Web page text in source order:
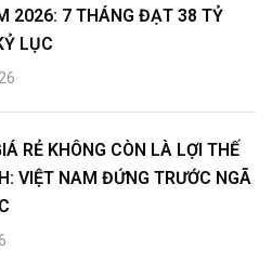
2026: 7 THÁNG ĐẠT 38 TỶ
LỤC
RẺ KHÔNG CÒN LÀ LỢI THẾ
VIỆT NAM ĐỨNG TRƯỚC NGÃ